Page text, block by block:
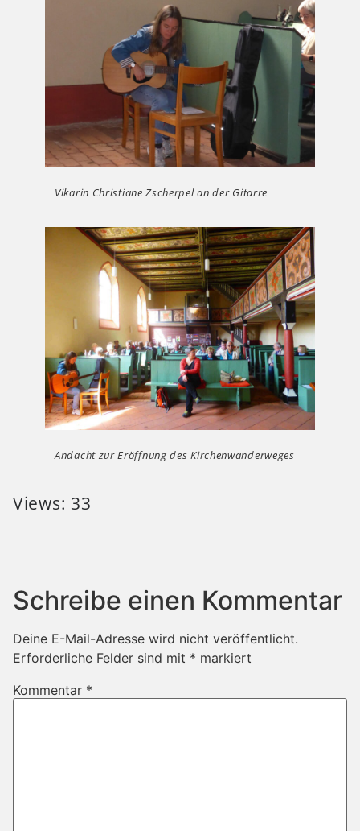
Vikarin Christiane Zscherpel an der Gitarre
Andacht zur Eröffnung des Kirchenwanderweges
Views: 33
Schreibe einen Kommentar
Deine E-Mail-Adresse wird nicht veröffentlicht.
Erforderliche Felder sind mit * markiert
Kommentar *